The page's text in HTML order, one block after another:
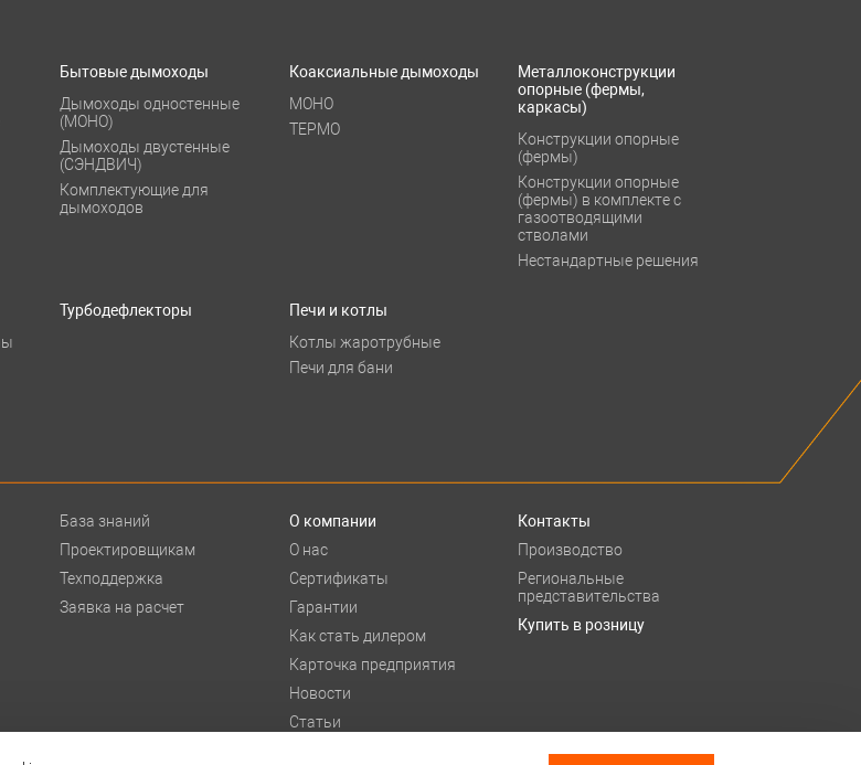
Бытовые дымоходы
Дымоходы одностенные
(МОНО)
Дымоходы двустенные
(СЭНДВИЧ)
Комплектующие для
дымоходов
Коаксиальные дымоходы
МОНО
ТЕРМО
Металлоконструкции
опорные (фермы,
каркасы)
Конструкции опорные
(фермы)
Конструкции опорные
(фермы) в комплекте с
газоотводящими
стволами
Нестандартные решения
Турбодефлекторы
Печи и котлы
Котлы жаротрубные
Печи для бани
База знаний
Проектировщикам
Техподдержка
Заявка на расчет
О компании
О нас
Сертификаты
Гарантии
Как стать дилером
Карточка предприятия
Новости
Статьи
Контакты
Производство
Региональные
представительства
Купить в розницу